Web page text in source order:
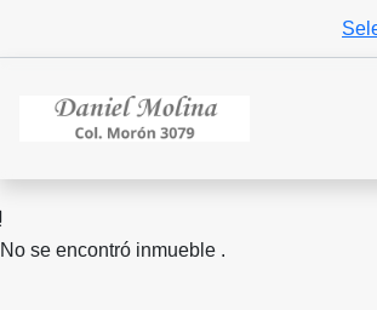
No se encontró inmueble .